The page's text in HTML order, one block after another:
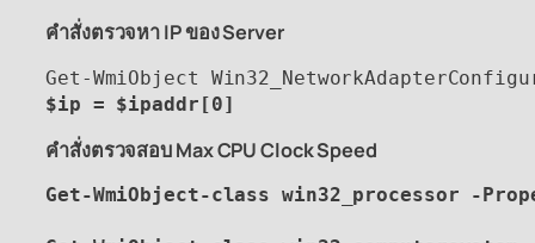
คำสั่งตรวจหา IP ของ Server
$ip = $ipaddr [0]
คำสั่งตรวจสอบ Max CPU Clock Speed
Get-WmiObject-class win32_processor -